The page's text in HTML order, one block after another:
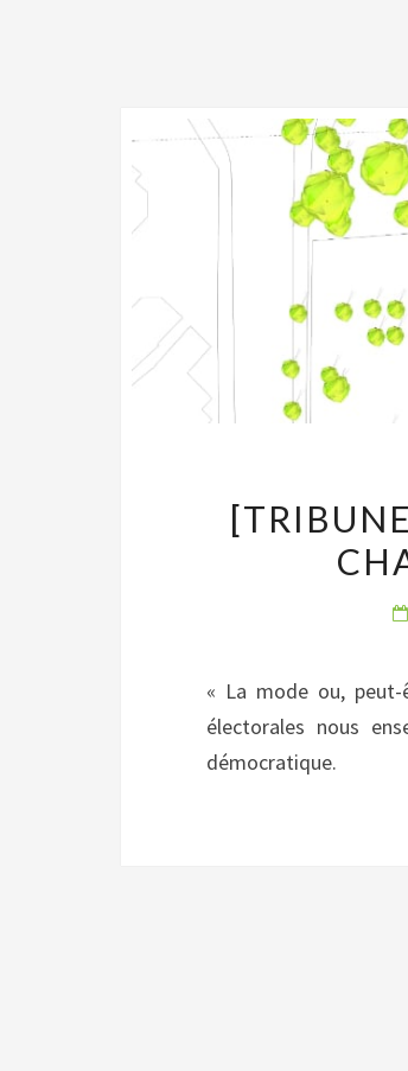
« La mode ou,
électorales nous
démocratique.